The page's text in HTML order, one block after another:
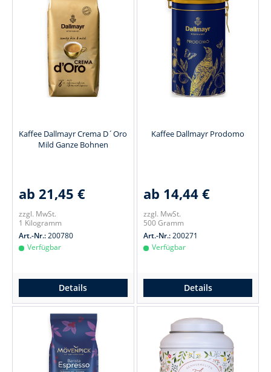
Kaffee Dallmayr Crema D´Oro
Mild Ganze Bohnen
ab 21,45 €
zzgl. MwSt.
1 Kilogramm
Art.-Nr.:200780
Verfügbar
Details
Kaffee Dallmayr Prodomo
ab 14,44 €
zzgl. MwSt.
500 Gramm
Art.-Nr.:200271
Verfügbar
Details